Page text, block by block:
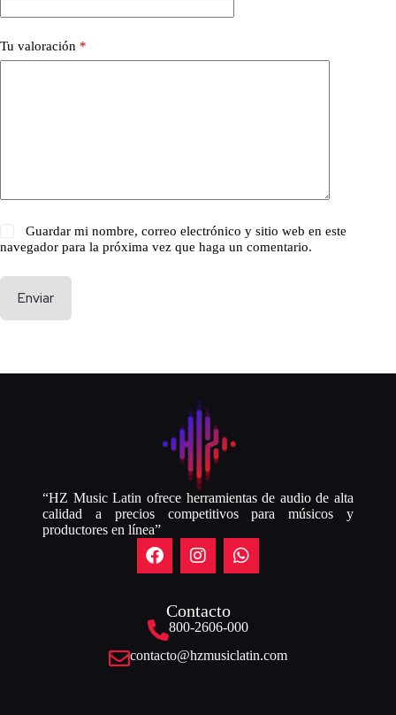
Tu valoración *
Guardar mi nombre, correo electrónico y sitio web en este
navegador para la próxima vez que haga un comentario.
Enviar
“HZ Music Latin ofrece herramientas de audio de alta
calidad a precios competitivos para músicos y
productores en línea”
Contacto
800-2606-000
contacto@hzmusiclatin.com